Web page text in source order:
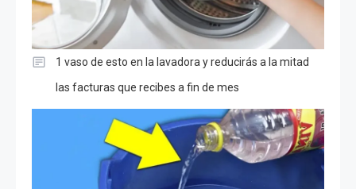
1 vaso de esto en la lavadora y reducirás a la mitad
las facturas que recibes a fin de mes